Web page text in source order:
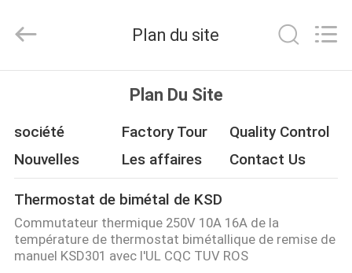
PRODUITS
VR
SHOW
Hao
Electric
All
Plan du site
Plan Du Site
société Factory Tour
Quality Control
Nouvelles
Les affaires Contact Us
Thermostat de bimétal de KSD
Commutateur thermique 250V 10A 16A de la
température de thermostat bimétallique de remise de
manuel KSD301 avec l'UL CQC TUV ROS